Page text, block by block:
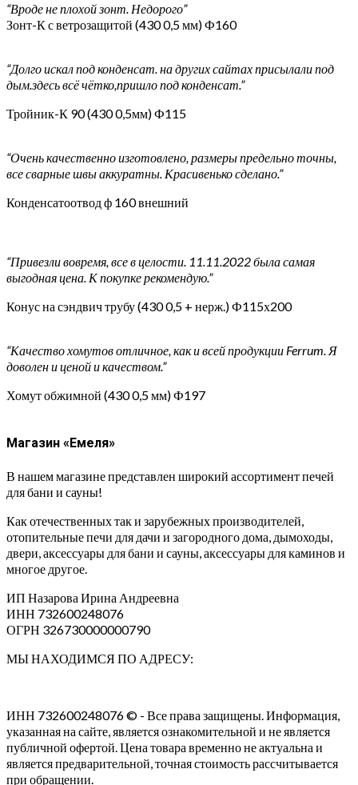
“Вроде не плохой зонт. Недорого”
Зонт-К с ветрозащитой (430 0,5 мм) Ф160
“Долго искал под конденсат. на других сайтах присылали под
дым.здесь всё чётко,пришло под конденсат.”
Тройник-К 90 (430 0,5мм) Ф115
“Очень качественно изготовлено, размеры предельно точны,
все сварные швы аккуратны. Красивенько сделано.”
Конденсатоотвод ф 160 внешний
“Привезли вовремя, все в целости. 11.11.2022 была самая
выгодная цена. К покупке рекомендую.”
Конус на сэндвич трубу (430 0,5 + нерж.) Ф115х200
“Качество хомутов отличное, как и всей продукции Ferrum. Я
доволен и ценой и качеством.”
Хомут обжимной (430 0,5 мм) Ф197
Магазин «Емеля»
В нашем магазине представлен широкий ассортимент печей
для бани и сауны!
Как отечественных так и зарубежных производителей,
отопительные печи для дачи и загородного дома, дымоходы,
двери, аксессуары для бани и сауны, аксессуары для каминов и
многое другое.
ИП Назарова Ирина Андреевна⁠
ИНН 732600248076
ОГРН 326730000000790
МЫ НАХОДИМСЯ ПО АДРЕСУ:
ИНН 732600248076 © - Все права защищены. Информация,
указанная на сайте, является ознакомительной и не является
публичной офертой. Цена товара временно не актуальна и
является предварительной, точная стоимость рассчитывается
при обращении.